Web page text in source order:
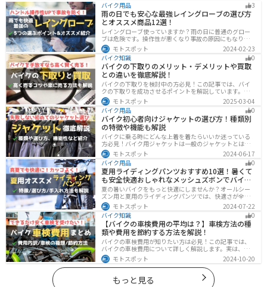
バイク用品 3
雨の日でも安心な最強レイングローブの選び方
とオススメ商品12選！
レイングローブ使っていますか？雨の日に普通のグロー
ブは危険です。操作性が悪くなり事故の原因にもなりま
す。安全と快適に運転するためにもしっかりとしたレイ
ングローブを準備しておきましょう。この記事ではレイ
ングローブの選び方とオススメを紹介します。
モトスポット
2024-02-23
バイク知識
0
バイクの下取りのメリット・デメリットや買取
との違いを徹底解説！
バイクの下取りを検討中の方必見！この記事では、バイ
クの下取りを成功させるポイントを解説しています。実
は、下取りは現金化の手間を省き、乗り換え当日までバ
イクに乗れる一方で、査定額が低くなる場合も多いため
注意が必要です。この記事を読めば、よい条件で下取り
を進めるコツがわかります。
モトスポット
2025-03-04
バイク用品
0
バイク初心者向けジャケットの選び方！種類別
の特徴や機能も解説
バイクに乗る時にどんな上着を着たらいいか迷っている
方必見！バイク用ジャケットは一般のジャケットとは違
い、バイク専用に作られています。動きやすさ・快適
さ・機能性・デザイン性など様々なメリットがありま
す。この記事では、ジャケットの種類や選び方など初心
者が知っておくべきことをまとめました。
モトスポット
2024-06-17
バイク用品
0
夏用ライディングパンツおすすめ10選！暑くて
も安全快適おしゃれなメッシュズボンでバイク
に乗ろう
夏の暑いバイクをもっと快適にしませんか？オールシー
ズン用と夏用のライディングパンツでは、快適さが全然
違います。生地の大半がメッシュ素材で作られた夏用で
は通気性・透湿性に優れており、熱気を逃しつつ汗をし
っかりと乾かしてくれます。そんな夏用ライディングパ
ンツの選び方や特徴オススメ商品をまとめました。
モトスポット
2024-07-22
バイク知識
0
【バイクの車検費用の平均は？】車検方法の種
類や費用を節約する方法を解説！
バイクの車検費用が知りたい方は必見！この記事では、
バイクの車検費用について詳しく解説します。実は、バ
イクの車検費用は一般的に20,000～70,000円程度です。
記事を読めば車検費用に関する知識が深まり、費用対効
果が高い車検の計画が可能です。
モトスポット 2024-10-20
もっと見る